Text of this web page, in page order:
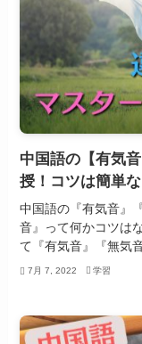
中国語の【有気
授！コツは簡単
中国語の『有気音』
音』って何かコツは
て『有気音』『無気
7月 7, 2022 学習